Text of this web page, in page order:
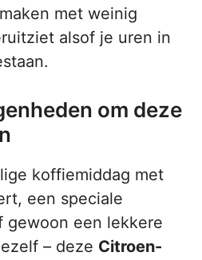
met weinig
alsof je uren in
om deze
koffiemiddag met
een speciale
gewoon een lekkere
– deze Citroen-